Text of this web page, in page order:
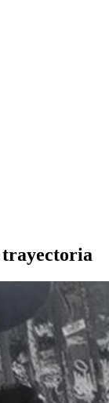
trayectoria